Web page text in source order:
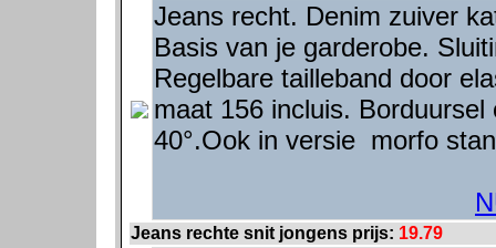
Jeans recht. Denim zuiver
Basis van je garderobe.
Regelbare tailleband door
maat 156 incluis.
40°.Ook in versie morfo
Jeans rechte snit jongens prijs: 19.79